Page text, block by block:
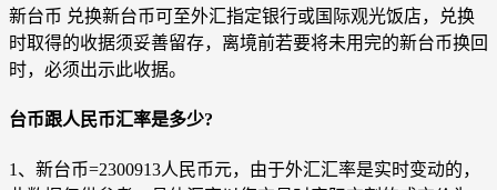
新台币 兑换新台币可至外汇指定银行或国际观光饭店，兑换
时取得的收据须妥善留存，离境前若要将未用完的新台币换回
时，必须出示此收据。
台币跟人民币汇率是多少?
1、新台币=2300913人民币元，由于外汇汇率是实时变动的，